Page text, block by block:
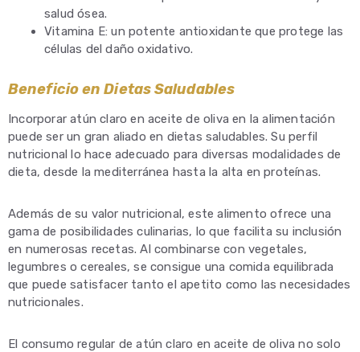
salud ósea.
Vitamina E: un potente antioxidante que protege las
células del daño oxidativo.
Beneficio en Dietas Saludables
Incorporar atún claro en aceite de oliva en la alimentación
puede ser un gran aliado en dietas saludables. Su perfil
nutricional lo hace adecuado para diversas modalidades de
dieta, desde la mediterránea hasta la alta en proteínas.
Además de su valor nutricional, este alimento ofrece una
gama de posibilidades culinarias, lo que facilita su inclusión
en numerosas recetas. Al combinarse con vegetales,
legumbres o cereales, se consigue una comida equilibrada
que puede satisfacer tanto el apetito como las necesidades
nutricionales.
El consumo regular de atún claro en aceite de oliva no solo